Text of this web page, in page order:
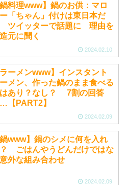
鍋料理www】鍋のお供：マロ
「ちゃん」付けは東日本だ
ツイッターで話題に 理由を
元に聞く
2024.02.10
ラーメンwww】インスタント
メン、作った鍋のまま食べる
あり？なし？ 7割の回答
【PART2】
2024.02.09
鍋www】鍋のシメに何を入れ
ごはんやうどんだけではな
外な組み合わせ
2024.02.09